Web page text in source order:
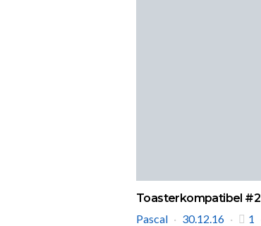
Toasterkompatibel #2
Pascal
30.12.16 1